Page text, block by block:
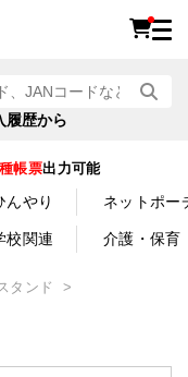
履歴から
帳票出力可能
んやり ネットポー
校関連 介護・保育
タンド